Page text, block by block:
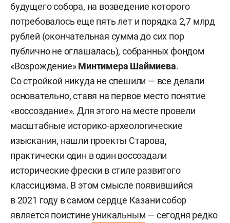
будущего собора, на возведение которого
потребовалось еще пять лет и порядка 2,7 млрд
рублей (окончательная сумма до сих пор
публично не оглашалась), собранных фондом
«Возрождение»Минтимера Шаймиева.
Со стройкой никуда не спешили — все делали
основательно, ставя на первое место понятие
«воссоздание». Для этого на месте провели
масштабные историко-археологические
изыскания, нашли проекты Старова,
практически один в один воссоздали
исторические фрески в стиле развитого
классицизма. В этом смысле появившийся
в 2021 году в самом сердце Казани собор
является поистинеуникальным — сегодня редко